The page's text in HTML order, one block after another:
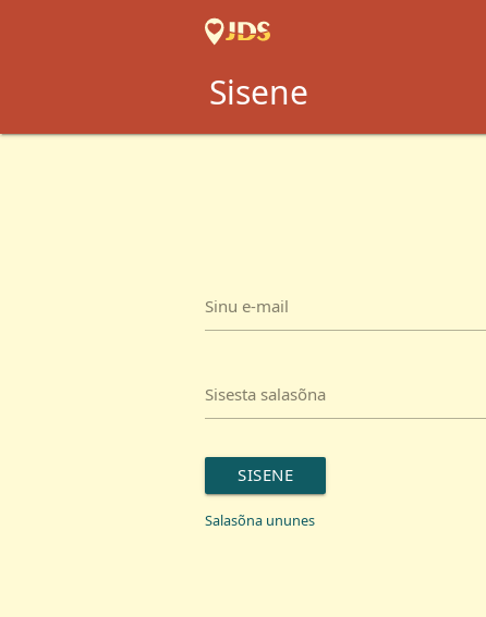
Sisene
Sinu e-mail
Sisesta salasõna
SISENE
Salasõna ununes